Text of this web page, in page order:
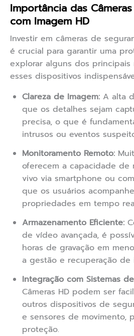
Importância das
com Imagem HD
Investir em câmeras de
é crucial para garantir uma
explorar alguns dos
esses dispositivos
Clareza de Imagem: A alta
que os detalhes sejam
precisa, o que é
intrusos ou eventos
Monitoramento Remoto:
oferecem a capacidade de
vivo via smartphone ou
que os usuários
propriedades em tempo
Armazenamento Eficiente:
de vídeo avançada, é
horas de gravação em
a gestão e recuperação de
Integração com Sistemas
Câmeras HD podem ser
outros dispositivos de
e sensores de movimento,
proteção.